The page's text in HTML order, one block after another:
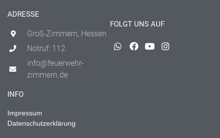
ADRESSE
Groß-Zimmern, Hessen
Notruf: 112
info@feuerwehr-
zimmern.de
FOLGT UNS AUF
INFO
Impressum
Datenschutzerklärung